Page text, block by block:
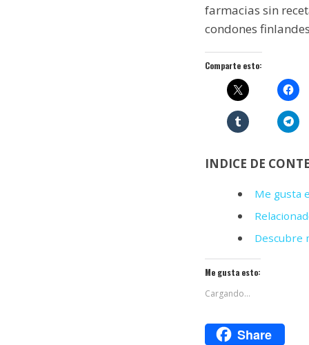
farmacias sin
condones
Comparte esto:
INDICE DE
Me gusta
Descubre
Me gusta esto:
Cargando...
Share